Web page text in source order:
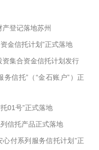
登记落地苏州
金信托计划”正式落地
集合资金信托计划发行
信托”（“金石账户”）正
01号”正式落地
信托产品正式落地
心付系列服务信托计划”正